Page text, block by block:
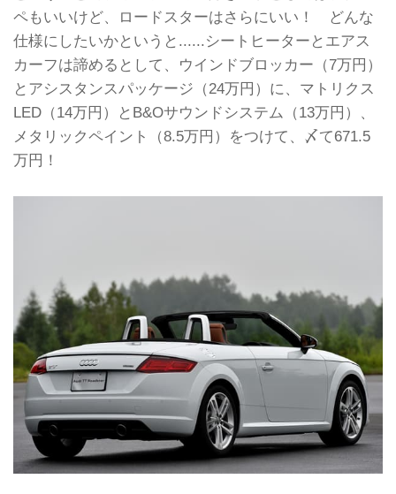
ペもいいけど、ロードスターはさらにいい！ どんな
仕様にしたいかというと......シートヒーターとエアス
カーフは諦めるとして、ウインドブロッカー（7万円）
とアシスタンスパッケージ（24万円）に、マトリクス
LED（14万円）とB&Oサウンドシステム（13万円）、
メタリックペイント（8.5万円）をつけて、〆て671.5
万円！